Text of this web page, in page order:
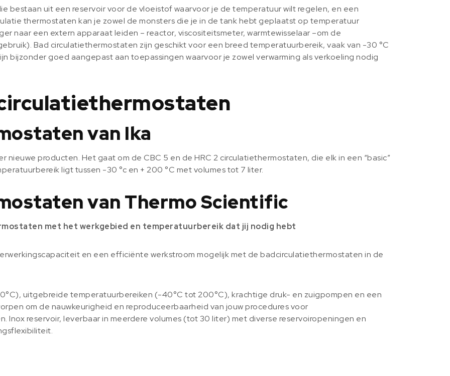
bestaan uit een reservoir voor de vloeistof waarvoor je de temperatuur wilt regelen, en een
thermostaten kan je zowel de monsters die je in de tank hebt geplaatst op temperatuur
naar een extern apparaat leiden – reactor, viscositeitsmeter, warmtewisselaar –om de
Bad circulatiethermostaten zijn geschikt voor een breed temperatuurbereik, vaak van -30 °C
bijzonder goed aangepast aan toepassingen waarvoor je zowel verwarming als verkoeling nodig
van Ika
nieuwe producten. Het gaat om de CBC 5 en de HRC 2 circulatiethermostaten, die elk in een “basic”
ligt tussen -30 °c en + 200 °C met volumes tot 7 liter.
van Thermo Scientific
met het werkgebied en temperatuurbereik dat jij nodig hebt
en een efficiënte werkstroom mogelijk met de badcirculatiethermostaten in de
uitgebreide temperatuurbereiken (-40°C tot 200°C), krachtige druk- en zuigpompen en een
om de nauwkeurigheid en reproduceerbaarheid van jouw procedures voor
reservoir, leverbaar in meerdere volumes (tot 30 liter) met diverse reservoiropeningen en